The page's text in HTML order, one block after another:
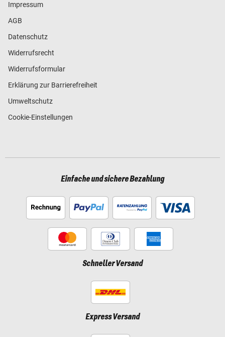
Impressum
AGB
Datenschutz
Widerrufsrecht
Widerrufsformular
Erklärung zur Barrierefreiheit
Umweltschutz
Cookie-Einstellungen
Einfache und sichere Bezahlung
Schneller Versand
Express Versand